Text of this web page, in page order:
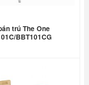
trú The One
BBT101CG